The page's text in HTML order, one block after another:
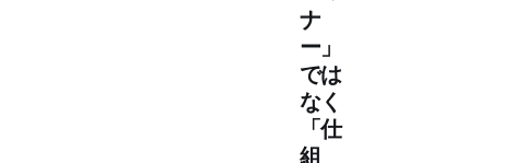
ナ
ー」
では
なく
「仕
組